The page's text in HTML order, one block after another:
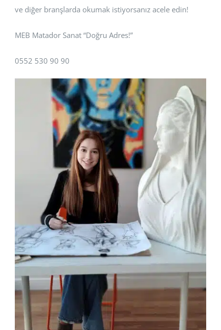
ve diğer branşlarda okumak istiyorsanız acele edin!
MEB Matador Sanat “Doğru Adres!”
0552 530 90 90